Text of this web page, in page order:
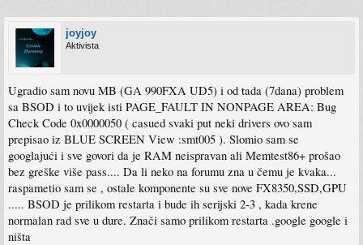
joyjoy
Aktivista
Ugradio sam novu MB (GA 990FXA UD5) i od tada (7dana) problem
sa BSOD i to uvijek isti PAGE_FAULT IN NONPAGE AREA: Bug
Check Code 0x0000050 ( casued svaki put neki drivers ovo sam
prepisao iz BLUE SCREEN View :smt005 ). Slomio sam se
googlajući i sve govori da je RAM neispravan ali Memtest86+ prošao
bez greške više pass.... Da li neko na forumu zna u čemu je kvaka...
raspametio sam se , ostale komponente su sve nove FX8350,SSD,GPU
..... BSOD je prilikom restarta i bude ih serijski 2-3 , kada krene
normalan rad sve u dure. Znači samo prilikom restarta .google google i
ništa